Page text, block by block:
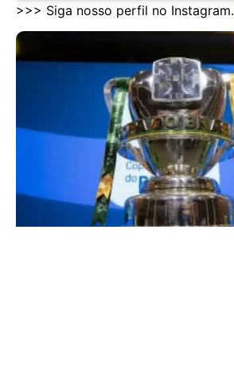
>>> Siga nosso perfil no Instagram.